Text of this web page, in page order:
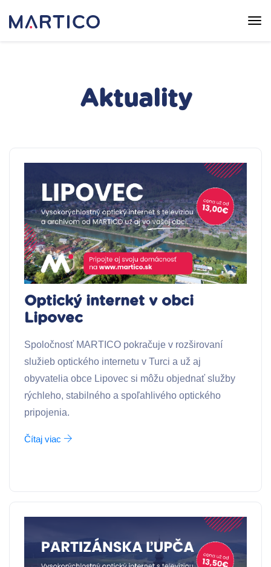
Aktuality
Optický internet v obci
Lipovec
Spoločnosť MARTICO pokračuje v rozširovaní
služieb optického internetu v Turci a už aj
obyvatelia obce Lipovec si môžu objednať služby
rýchleho, stabilného a spoľahlivého optického
pripojenia.
Čítaj viac